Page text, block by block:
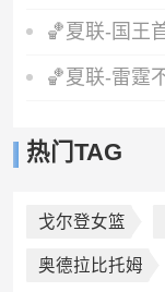
热门TAG
戈尔登女篮
奥德拉比托姆